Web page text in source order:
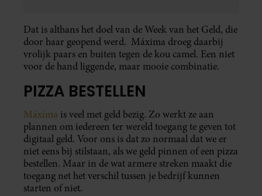
Dat is althans het doel van de Week van het Geld, die
door haar geopend werd. Máxima droeg daarbij
vrolijk paars en buiten tegen de kou camel. Een niet
voor de hand liggende, maar mooie combinatie.
PIZZA BESTELLEN
Máxima is veel met geld bezig. Zo werkt ze aan
plannen om iedereen ter wereld toegang te geven tot
digitaal geld. Voor ons is dat zo normaal dat we er
niet eens bij stilstaan, als we geld pinnen of een pizza
bestellen. Maar in de wat armere streken maakt die
toegang net het verschil tussen je bedrijf kunnen
starten of niet.